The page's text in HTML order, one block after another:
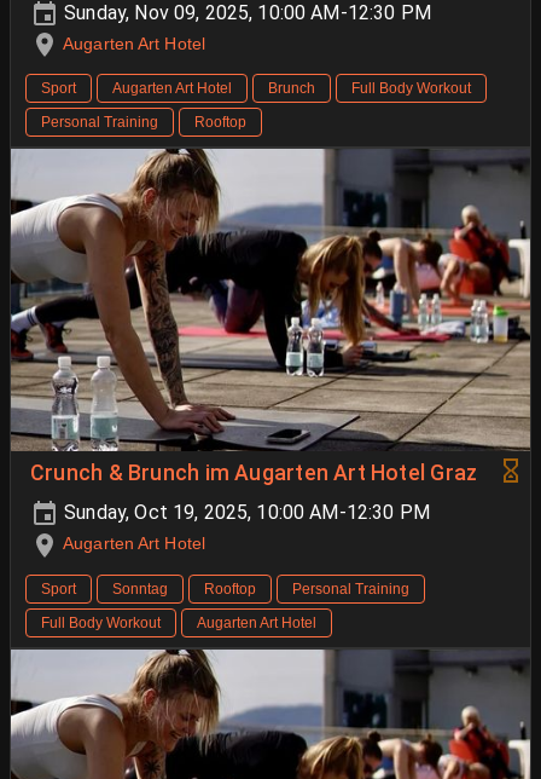
Sunday, Nov 09, 2025, 10:00 AM-12:30 PM
Augarten Art Hotel
Sport Augarten Art Hotel Brunch
Full Body Workout
Personal Training
Rooftop
Crunch & Brunch im Augarten Art Hotel Graz
Sunday, Oct 19, 2025, 10:00 AM-12:30 PM
Augarten Art Hotel
Sport Sonntag Rooftop
Personal Training
Full Body Workout
Augarten Art Hotel